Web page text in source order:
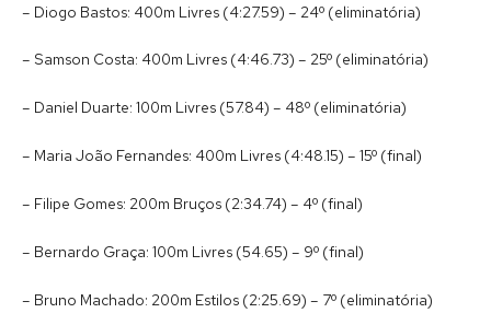
– Diogo Bastos: 400m Livres (4:27.59) – 24º (eliminatória)
– Samson Costa: 400m Livres (4:46.73) – 25º (eliminatória)
– Daniel Duarte: 100m Livres (57.84) – 48º (eliminatória)
– Maria João Fernandes: 400m Livres (4:48.15) – 15º (final)
– Filipe Gomes: 200m Bruços (2:34.74) – 4º (final)
– Bernardo Graça: 100m Livres (54.65) – 9º (final)
– Bruno Machado: 200m Estilos (2:25.69) – 7º (eliminatória)